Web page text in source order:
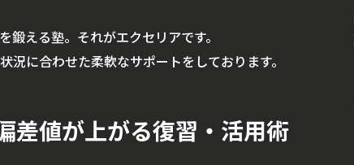
える塾。それがエクセリアです。
に合わせた柔軟なサポートをしております。
差値が上がる復習・活用術